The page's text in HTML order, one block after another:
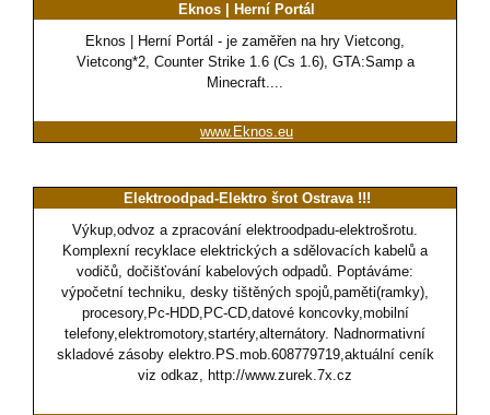
Eknos | Herní Portál
Eknos | Herní Portál - je zaměřen na hry Vietcong,
Vietcong*2, Counter Strike 1.6 (Cs 1.6), GTA:Samp a
Minecraft....
www.Eknos.eu
Elektroodpad-Elektro šrot Ostrava !!!
Výkup,odvoz a zpracování elektroodpadu-elektrošrotu.
Komplexní recyklace elektrických a sdělovacích kabelů a
vodičů, dočišťování kabelových odpadů. Poptáváme:
výpočetní techniku, desky tištěných spojů,paměti(ramky),
procesory,Pc-HDD,PC-CD,datové koncovky,mobilní
telefony,elektromotory,startéry,alternátory. Nadnormativní
skladové zásoby elektro.PS.mob.608779719,aktuální ceník
viz odkaz, http://www.zurek.7x.cz